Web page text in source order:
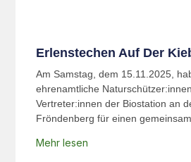
Erlenstechen Auf Der
Am Samstag, dem 15.11.2025,
ehrenamtliche
Vertreter:innen der Biostation an
Fröndenberg für einen
Mehr lesen